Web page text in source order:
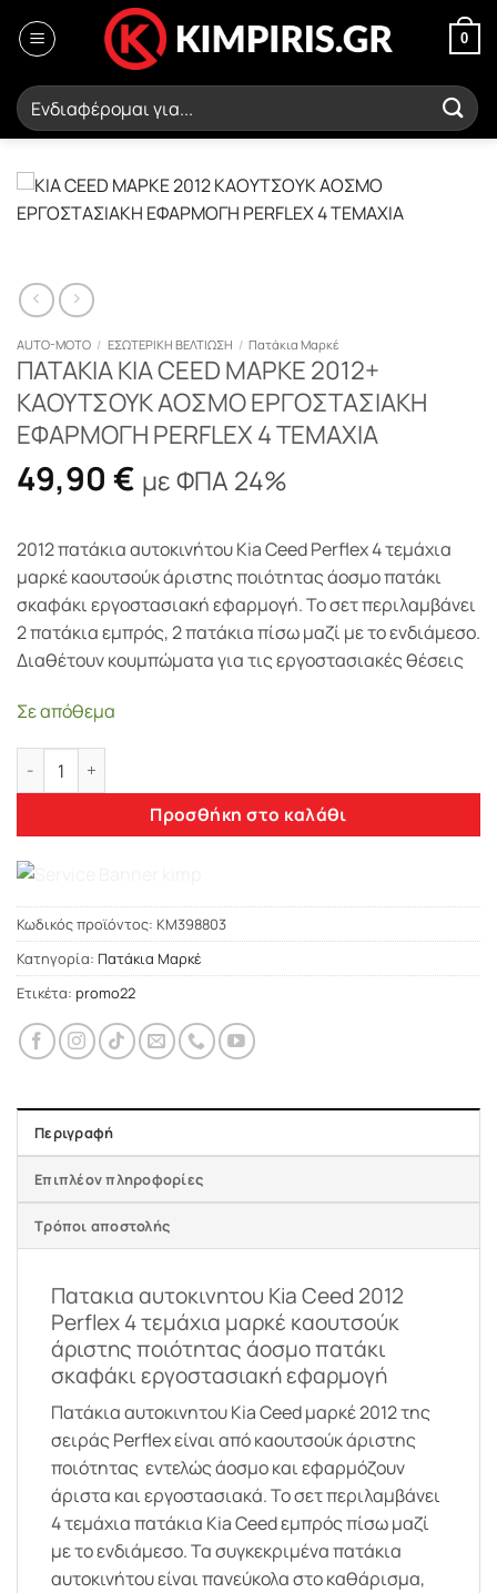
στο
0
Αναζήτηση
για:
AUTO-MOTO / ΕΣΩΤΕΡΙΚΗ ΒΕΛΤΙΩΣΗ / Πατάκια Μαρκέ
ΠΑΤΑΚΙΑ KIA CEED ΜΑΡΚΕ 2012+
ΚΑΟΥΤΣΟΥΚ ΑΟΣΜΟ ΕΡΓΟΣΤΑΣΙΑΚΗ
ΕΦΑΡΜΟΓΗ PERFLEX 4 ΤΕΜΑΧΙΑ
49,90 € με ΦΠΑ 24%
2012 πατάκια αυτοκινήτου Kia Ceed Perflex 4 τεμάχια
μαρκέ καουτσούκ άριστης ποιότητας άοσμο πατάκι
σκαφάκι εργοστασιακή εφαρμογή. Το σετ περιλαμβάνει
2 πατάκια εμπρός, 2 πατάκια πίσω μαζί με το ενδιάμεσο.
Διαθέτουν κουμπώματα για τις εργοστασιακές θέσεις
Σε απόθεμα
ΠΑΤΑΚΙΑ KIA CEED ΜΑΡΚΕ 2012+ ΚΑΟΥΤΣΟΥΚ ΑΟΣΜΟ
Προσθήκη στο καλάθι
Κωδικός προϊόντος: KM398803
Κατηγορία: Πατάκια Μαρκέ
Ετικέτα: promo22
Περιγραφή
Επιπλέον πληροφορίες
Τρόποι αποστολής
Πατακια αυτοκινητου Kia Ceed 2012
Perflex 4 τεμάχια μαρκέ καουτσούκ
άριστης ποιότητας άοσμο πατάκι
σκαφάκι εργοστασιακή εφαρμογή
Πατάκια αυτοκινητου Kia Ceed μαρκέ 2012 της
σειράς Perflex είναι από καουτσούκ άριστης
ποιότητας εντελώς άοσμο και εφαρμόζουν
άριστα και εργοστασιακά. Το σετ περιλαμβάνει
4 τεμάχια πατάκια Kia Ceed εμπρός πίσω μαζί
με το ενδιάμεσο. Τα συγκεκριμένα πατάκια
αυτοκινήτου είναι πανεύκολα στο καθάρισμα,